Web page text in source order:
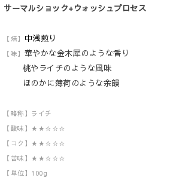
サーマルショック+ウォッシュプロセス
【焙】 中浅煎り
【味】 華やかな金木犀のような香り
桃やライチのような風味
ほのかに薄荷のような余韻
【略称】ライチ
【酸味】★★☆☆☆
【コク】★★☆☆☆
【苦味】★★☆☆☆
【単位】100g